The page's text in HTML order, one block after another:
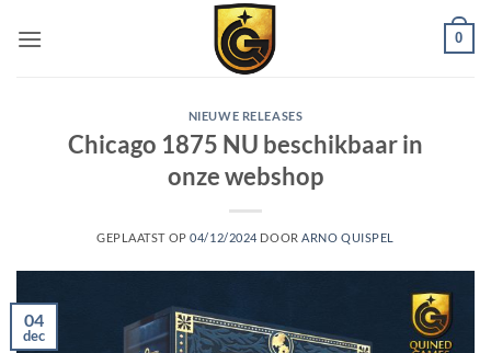
0
NIEUWE RELEASES
Chicago 1875 NU beschikbaar in
onze webshop
GEPLAATST OP04/12/2024 DOOR ARNO QUISPEL
04
dec